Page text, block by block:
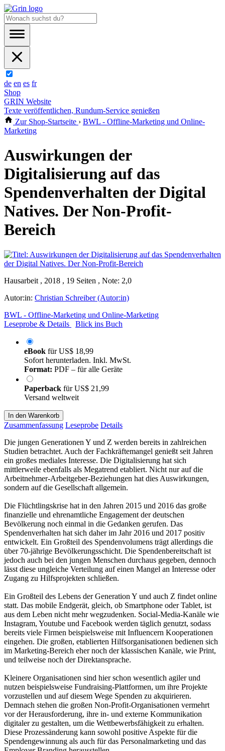
de en es fr
Shop
GRIN Website
Texte veröffentlichen, Rundum-Service genießen
Zur Shop-Startseite › BWL - Offline-Marketing und Online-
Marketing
Auswirkungen der
Digitalisierung auf das
Spendenverhalten der Digital
Natives. Der Non-Profit-
Bereich
Hausarbeit , 2018 , 19 Seiten , Note: 2,0
Autor:in: Christian Schreiber (Autor:in)
BWL - Offline-Marketing und Online-Marketing
Leseprobe & Details
Blick ins Buch
eBook fürUS$ 18,99
Sofort herunterladen. Inkl. MwSt.
Format: PDF – für alle Geräte
Paperback fürUS$ 21,99
Versand weltweit
In den Warenkorb
Zusammenfassung Leseprobe Details
Die jungen Generationen Y und Z werden bereits in zahlreichen
Studien betrachtet. Auch der Fachkräftemangel genießt seit Jahren
ein großes mediales Interesse. Die Digitalisierung hat sich
mittlerweile ebenfalls als Megatrend etabliert. Nicht nur auf die
Arbeitnehmer-Arbeitgeber-Beziehungen hat dies Auswirkungen,
sondern auf die Gesellschaft allgemein.
Die Flüchtlingskrise hat in den Jahren 2015 und 2016 das große
finanzielle und ehrenamtliche Engagement der deutschen
Bevölkerung noch einmal in die Gedanken gerufen. Das
Spendenverhalten hat sich daher im Jahr 2016 und 2017 positiv
entwickelt. Ein Großteil des Spendenvolumens trägt allerdings die
über 70-jährige Bevölkerungsschicht. Die Spendenbereitschaft ist
jedoch auch bei den jungen Menschen durchaus gegeben, dennoch
lässt diese ungleiche Verteilung auf einen Mangel an Interesse oder
Zugang zu Hilfsprojekten schließen.
Ein Großteil des Lebens der Generation Y und auch Z findet online
statt. Das mobile Endgerät, gleich, ob Smartphone oder Tablet, ist
aus dem Leben nicht mehr wegzudenken. Social-Media-Kanäle wie
Instagram, Youtube und Facebook werden täglich genutzt, sodass
bereits viele Firmen beispielsweise mit Influencern Kooperationen
eingehen. Die großen, etablierten Hilfsorganisationen bedienen sich
im Marketing-Bereich eher noch der klassischen Kanäle, wie Print,
und teilweise noch der Direktansprache.
Kleinere Organisationen sind hier schon wesentlich agiler und
nutzen beispielsweise Fundraising-Plattformen, um ihre Projekte
vorzustellen und auf diesem Wege Spenden zu akquirieren.
Demnach stehen die großen Non-Profit-Organisationen vermehrt
vor der Herausforderung, ihre in- und externe Kommunikation
digitaler zu gestalten, um die Wettbewerbsfähigkeit zu erhalten.
Diese Prozessänderung kann sowohl positive Aspekte für die
Spendengewinnung als auch für das Personalmarketing und das